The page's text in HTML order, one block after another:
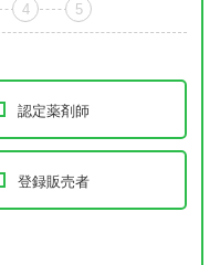
4 5
認定薬剤師
登録販売者